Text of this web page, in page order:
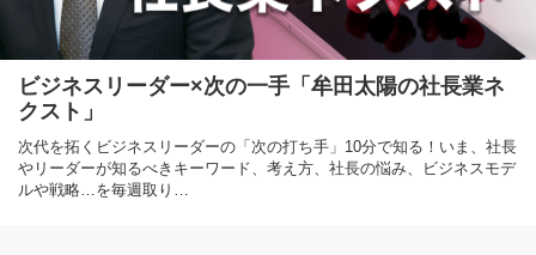
ビジネスリーダー×次の一手「牟田太陽の社長業ネ
クスト」
次代を拓くビジネスリーダーの「次の打ち手」10分で知る！いま、社長
やリーダーが知るべきキーワード、考え方、社長の悩み、ビジネスモデ
ルや戦略…を毎週取り…